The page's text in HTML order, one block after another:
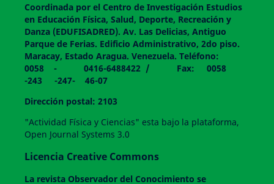
Coordinada por el Centro de Investigación Estudios
en Educación Física, Salud, Deporte, Recreación y
Danza (EDUFISADRED). Av. Las Delicias, Antiguo
Parque de Ferias. Edificio Administrativo, 2do piso.
Maracay, Estado Aragua. Venezuela. Teléfono:
0058 - 0416-6488422 / Fax: 0058
-243 -247- 46-07
Dirección postal: 2103
"Actividad Física y Ciencias" esta bajo la plataforma,
Open Journal Systems 3.0
Licencia Creative Commons
La revistaObservador del Conocimiento se